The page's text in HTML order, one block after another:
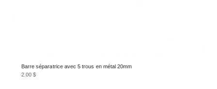
Barre séparatrice avec 5 trous en métal 20mm
2.00$